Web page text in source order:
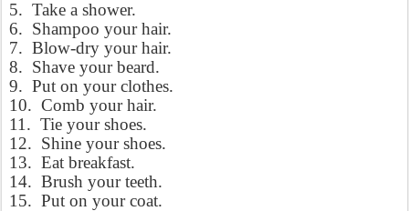
5. Take a shower.
6. Shampoo your hair.
7. Blow-dry your hair.
8. Shave your beard.
9. Put on your clothes.
10. Comb your hair.
11. Tie your shoes.
12. Shine your shoes.
13. Eat breakfast.
14. Brush your teeth.
15. Put on your coat.